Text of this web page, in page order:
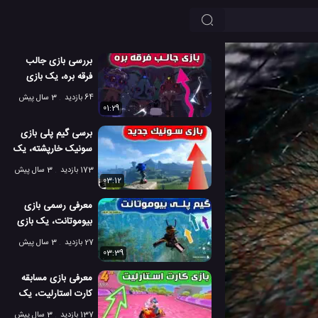
بررسی بازی جالب
فرقه بره، یک بازی
بسیار سرگرم کننده
64 بازدید
3 سال پیش
01:29
برسی گیم پلی بازی
سونیک خارپشته، یک
بازی ماجراجویانه
173 بازدید
3 سال پیش
03:12
معرفی رسمی بازی
بیوموتانت، یک بازی
عالی و هیجانی
27 بازدید
3 سال پیش
03:39
معرفی بازی مسابقه
کارت استارلیت، یک
بازی عالی و رقابت
137 بازدید
3 سال پیش